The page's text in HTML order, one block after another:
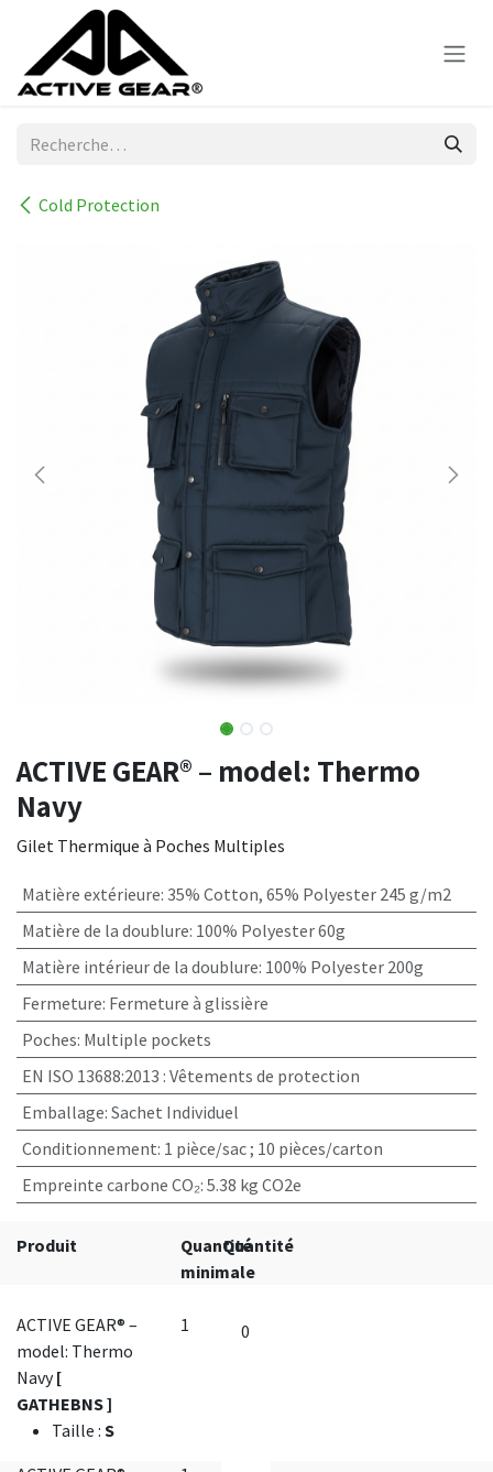
Se rendre au contenu
Cold Protection
ACTIVE GEAR® – model: Thermo
Navy
Gilet Thermique à Poches Multiples
Matière extérieure: 35% Cotton, 65% Polyester 245 g/m2
Matière de la doublure: 100% Polyester 60g
Matière intérieur de la doublure: 100% Polyester 200g
Fermeture: Fermeture à glissière
Poches: Multiple pockets
EN ISO 13688:2013 : Vêtements de protection
Emballage: Sachet Individuel
Conditionnement: 1 pièce/sac ; 10 pièces/carton
Empreinte carbone CO₂: 5.38 kg CO2e
Produit
Quantité
minimale
Quantité
ACTIVE GEAR® –
model: Thermo
Navy[
GATHEBNS ]
Taille : S
1